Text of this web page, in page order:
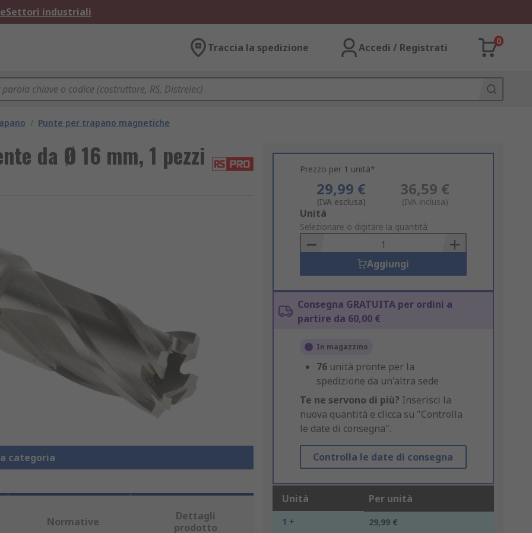
Settori industriali
Traccia la spedizione Accedi / Registrati
0
/ Punte per trapano magnetiche
da Ø 16 mm, 1 pezzi
categoria
Prezzo per 1 unità*
29,99 €
(IVA esclusa)
36,59 €
(IVA inclusa)
Add
to
Basket
Unità
Selezionare o digitare la quantità
Aggiungi
Consegna GRATUITA per ordini a
partire da 60,00 €
In magazzino
76 unità pronte per la
spedizione da un'altra sede
Te ne servono di più? Inserisci la
nuova quantità e clicca su "Controlla
le date di consegna".
Controlla le date di consegna
Unità Per unità
1 + 29,99 €
Normative
Dettagli
prodotto